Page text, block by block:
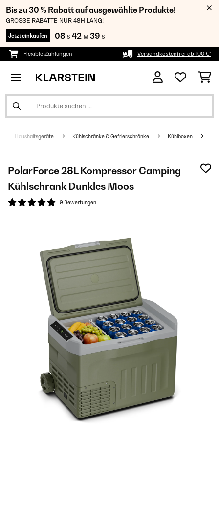
Bis zu 30 % Rabatt auf ausgewählte Produkte!
GROSSE RABATTE NUR 48H LANG!
Jetzt einkaufen 08 S 42 M 38 S
Flexible Zahlungen Versandkostenfrei ab 100 €*
Haushaltsgeräte Kühlschränke & Gefrierschränke Kühlboxen
PolarForce 28L Kompressor Camping
Kühlschrank Dunkles Moos
9 Bewertungen